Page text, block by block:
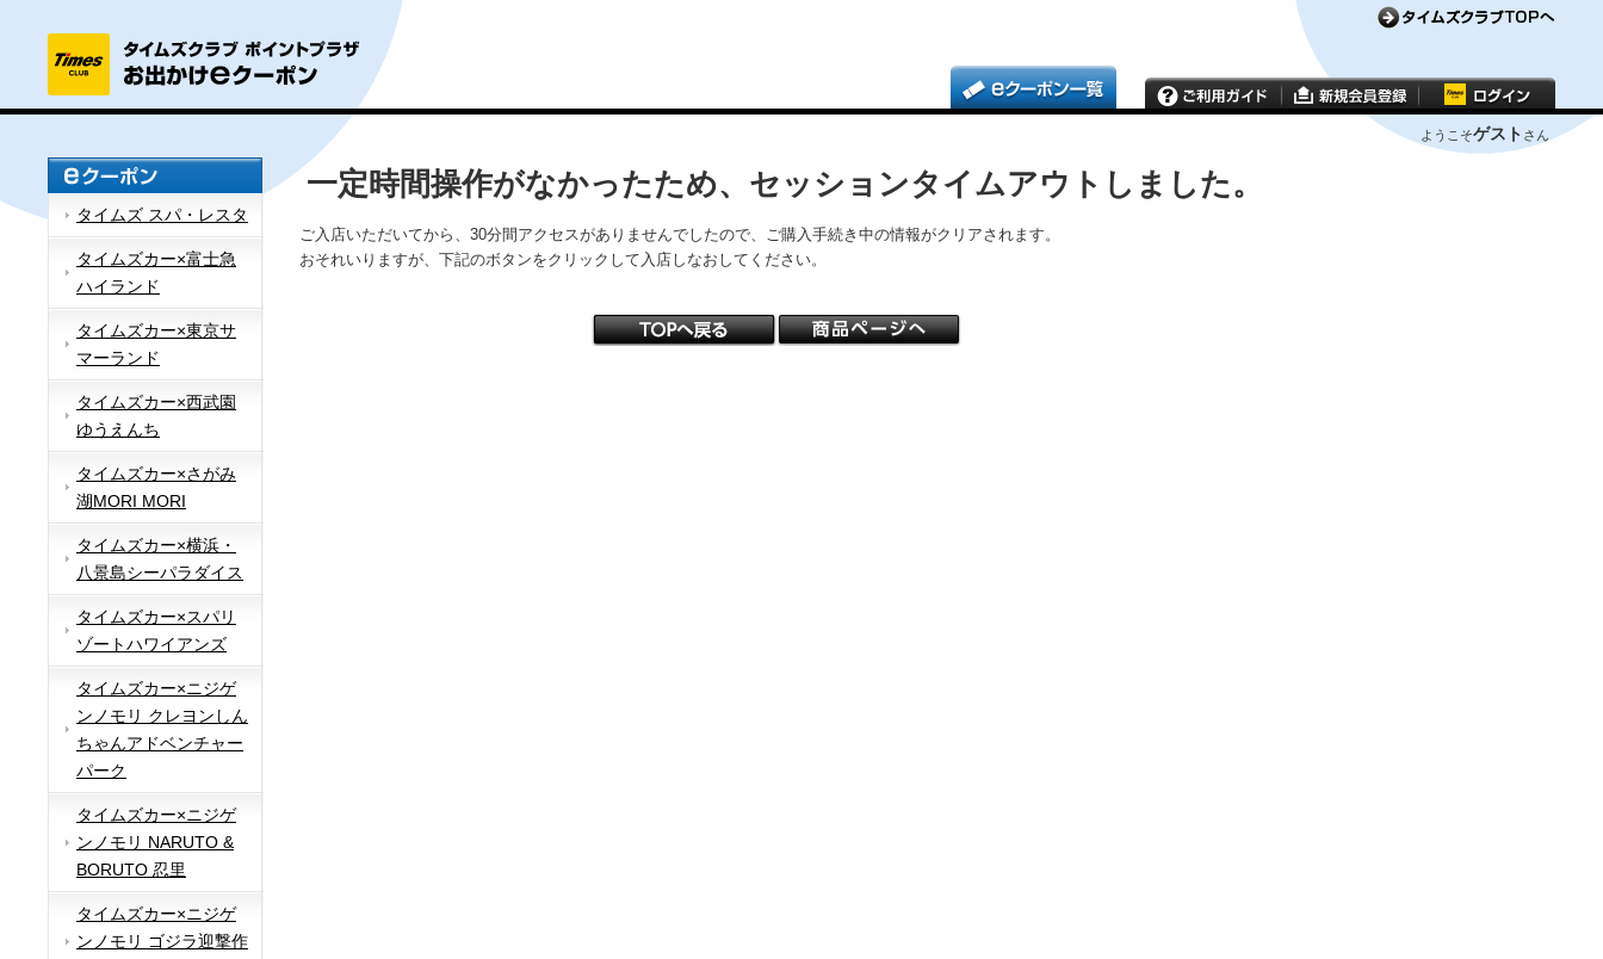
ようこそゲスト さん
タイムズ スパ・レスタ
タイムズカー×富士急
ハイランド
タイムズカー×東京サ
マーランド
タイムズカー×西武園
ゆうえんち
タイムズカー×さがみ
湖MORI MORI
タイムズカー×横浜・
八景島シーパラダイス
タイムズカー×スパリ
ゾートハワイアンズ
タイムズカー×ニジゲ
ンノモリ クレヨンしん
ちゃんアドベンチャー
パーク
タイムズカー×ニジゲ
ンノモリ NARUTO &
BORUTO 忍里
タイムズカー×ニジゲ
ンノモリ ゴジラ迎撃作
一定時間操作がなかったため、セッションタイムアウトしました。
ご入店いただいてから、30分間アクセスがありませんでしたので、ご購入手続き中の情報がクリアされます。
おそれいりますが、下記のボタンをクリックして入店しなおしてください。